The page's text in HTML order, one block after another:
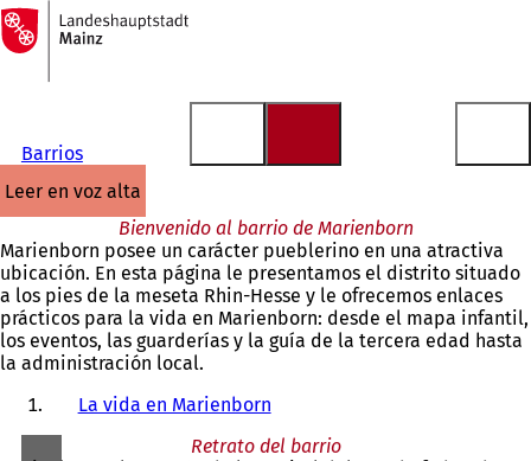
Saltar al contenido
A
la
página
Barrios
leer en voz alta
Bienvenido al barrio de Marienborn
Marienborn posee un carácter pueblerino en una atractiva
ubicación. En esta página le presentamos el distrito situado
a los pies de la meseta Rhin-Hesse y le ofrecemos enlaces
prácticos para la vida en Marienborn: desde el mapa infantil,
los eventos, las guarderías y la guía de la tercera edad hasta
la administración local.
La vida en Marienborn
Retrato del barrio